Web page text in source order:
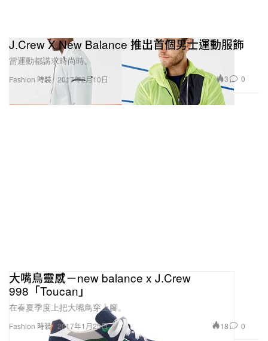
Fashion 時裝
J.Crew X New Balance 推出首個男士運動服飾
當運動都講求時尚時。
2017年2月10日 3 0
Fashion 時裝
大嘴鳥靈感－new balance x J.Crew
998「Toucan」
在春夏季度上把大嘴鳥穿上腳。
2017年1月25日 18 0